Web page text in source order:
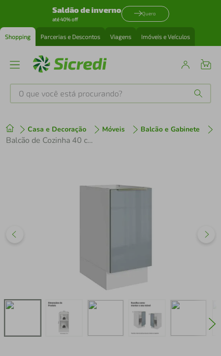
Saldão de inverno
até 40% off
Quero
Shopping Parcerias e Descontos Viagens Imóveis e Veículos
O que você está procurando?
Casa e Decoração Móveis Balcão e Gabinete
Balcão de Cozinha 40 cm 1 Porta (Sem Tampo) Branco/Cinza Lux Madesa
1º tenis